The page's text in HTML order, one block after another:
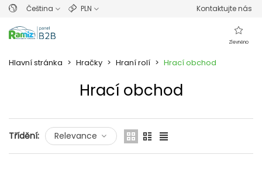
Čeština PLN Kontaktujte nás
Zlevněno
Hlavní stránka > Hračky > Hraní rolí > Hrací obchod
Hrací obchod
Třídění:
Relevance